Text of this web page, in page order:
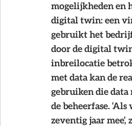
mogelijkheden en
digital twin: een
gebruikt het bedrijf
door de digital
inbreilocatie
met data kan de
gebruiken die
de beheerfase.
zeventig jaar mee’,